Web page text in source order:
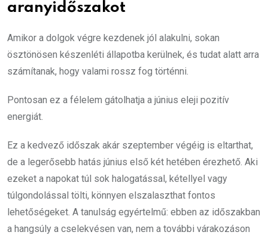
aranyidőszakot
Amikor a dolgok végre kezdenek jól alakulni, sokan
ösztönösen készenléti állapotba kerülnek, és tudat alatt arra
számítanak, hogy valami rossz fog történni.
Pontosan ez a félelem gátolhatja a június eleji pozitív
energiát.
Ez a kedvező időszak akár szeptember végéig is eltarthat,
de a legerősebb hatás június első két hetében érezhető. Aki
ezeket a napokat túl sok halogatással, kétellyel vagy
túlgondolással tölti, könnyen elszalaszthat fontos
lehetőségeket. A tanulság egyértelmű: ebben az időszakban
a hangsúly a cselekvésen van, nem a további várakozáson